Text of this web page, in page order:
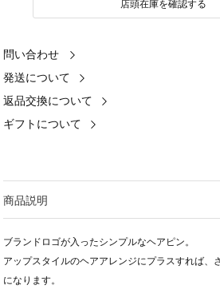
店頭在庫を確認する
問い合わせ
発送について
返品交換について
ギフトについて
商品説明
ブランドロゴが入ったシンプルなヘアピン。
アップスタイルのヘアアレンジにプラスすれば、
になります。